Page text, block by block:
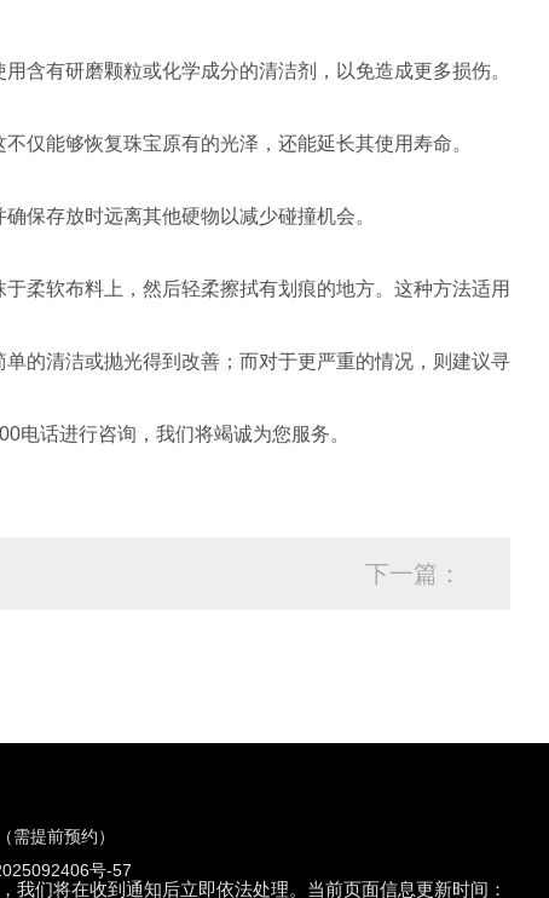
有研磨颗粒或化学成分的清洁剂，以免造成更多损伤。
能够恢复珠宝原有的光泽，还能延长其使用寿命。
保存放时远离其他硬物以减少碰撞机会。
软布料上，然后轻柔擦拭有划痕的地方。这种方法适用
的清洁或抛光得到改善；而对于更严重的情况，则建议寻
电话进行咨询，我们将竭诚为您服务。
下一篇：
提前预约）
号-57
们将在收到通知后立即依法处理。当前页面信息更新时间：